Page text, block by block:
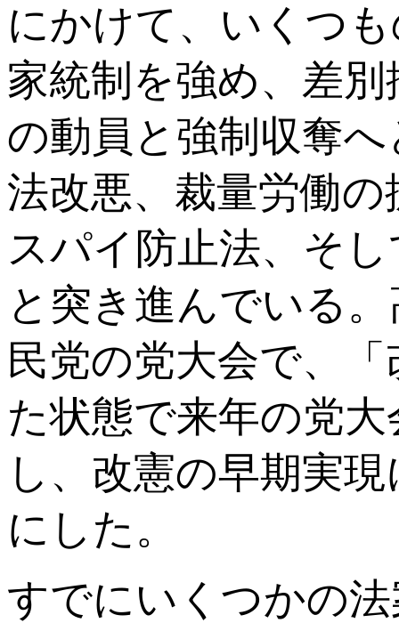
にかけて、いくつ
家統制を強め、差
の動員と強制収奪
法改悪、裁量労働
スパイ防止法、そ
と突き進んでいる
民党の党大会で、
た状態で来年の党
し、改憲の早期実
にした。
すでにいくつかの